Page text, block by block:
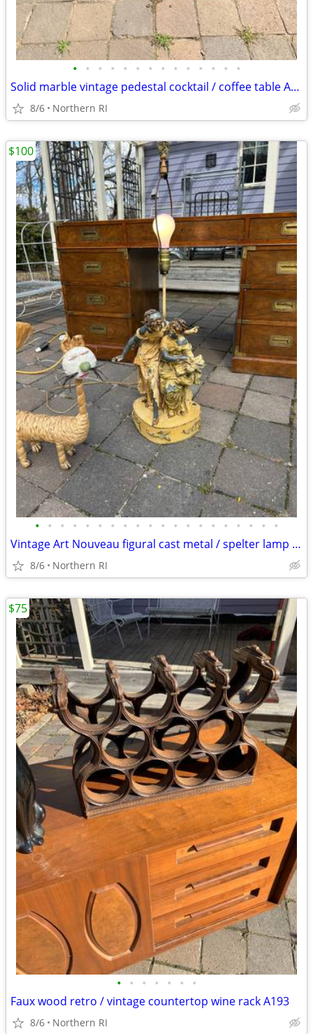
• • • • • • • • • • • • • •
Solid marble vintage pedestal cocktail / coffee table A225
8/6 Northern RI
• • • • • • • • • • • • • • • • • • • •
Vintage Art Nouveau figural cast metal / spelter lamp A237
8/6 Northern RI
$100
• • • • • • •
Faux wood retro / vintage countertop wine rack A193
8/6 Northern RI
$75